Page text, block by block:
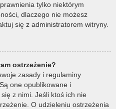
tylko niektórym
dlaczego nie możesz
się z administratorem witryny.
ostrzeżenie?
zasady i regulaminy
one opublikowane i
z nimi. Jeśli ktoś ich nie
O udzieleniu ostrzeżenia